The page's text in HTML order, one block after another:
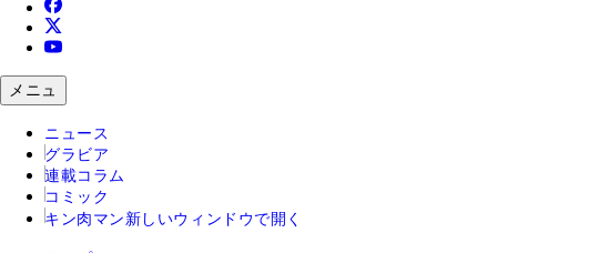
メニュ
ニュース
グラビア
連載コラム
コミック
キン肉マン 新しいウィンドウで開く